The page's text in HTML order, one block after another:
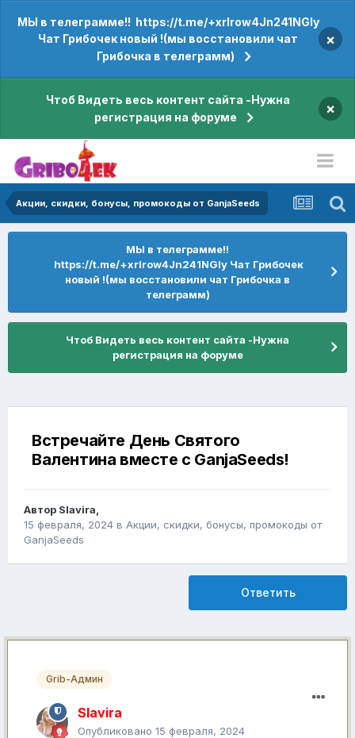
МЫ в телеграмме!! https://t.me/+xrIrow4Jn241NGIy
Чат Грибочек новый !(мы восстановили чат
Грибочка в телеграмм)
×
Чтоб Видеть весь контент сайта -Нужна
регистрация на форуме
×
Акции, скидки, бонусы, промокоды от GanjaSeeds
МЫ в телеграмме!!
https://t.me/+xrIrow4Jn241NGIy Чат Грибочек
новый !(мы восстановили чат Грибочка в
телеграмм)
Чтоб Видеть весь контент сайта -Нужна
регистрация на форуме
Встречайте День Святого
Валентина вместе с GanjaSeeds!
Автор Slavira,
15 февраля, 2024 в Акции, скидки, бонусы, промокоды от
GanjaSeeds
Ответить
Grib-Админ
Slavira
Опубликовано 15 февраля, 2024